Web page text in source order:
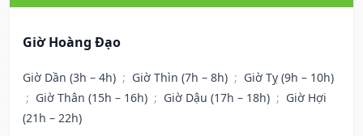
Giờ Hoàng Đạo
Giờ Dần (3h – 4h) ; Giờ Thìn (7h – 8h) ; Giờ Tỵ (9h – 10h)
; Giờ Thân (15h – 16h) ; Giờ Dậu (17h – 18h) ; Giờ Hợi
(21h – 22h)